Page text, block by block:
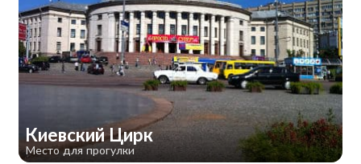
​Киевский Цирк
Место для прогулки